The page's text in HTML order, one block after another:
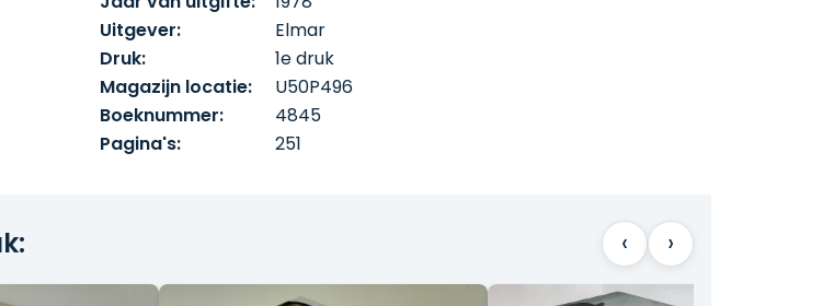
Uitgever:
Elmar
Druk:
1e druk
Magazijn locatie:
U50P496
Boeknummer:
4845
Pagina's:
251
‹ ›